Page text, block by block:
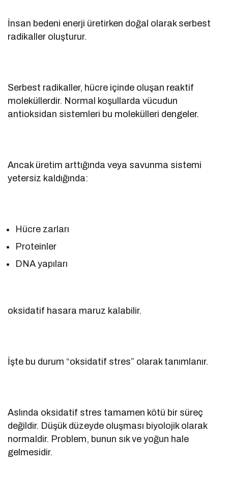
İnsan bedeni enerji üretirken doğal olarak serbest
radikaller oluşturur.
Serbest radikaller, hücre içinde oluşan reaktif
moleküllerdir. Normal koşullarda vücudun
antioksidan sistemleri bu molekülleri dengeler.
Ancak üretim arttığında veya savunma sistemi
yetersiz kaldığında:
Hücre zarları
Proteinler
DNA yapıları
oksidatif hasara maruz kalabilir.
İşte bu durum “oksidatif stres” olarak tanımlanır.
Aslında oksidatif stres tamamen kötü bir süreç
değildir. Düşük düzeyde oluşması biyolojik olarak
normaldir. Problem, bunun sık ve yoğun hale
gelmesidir.